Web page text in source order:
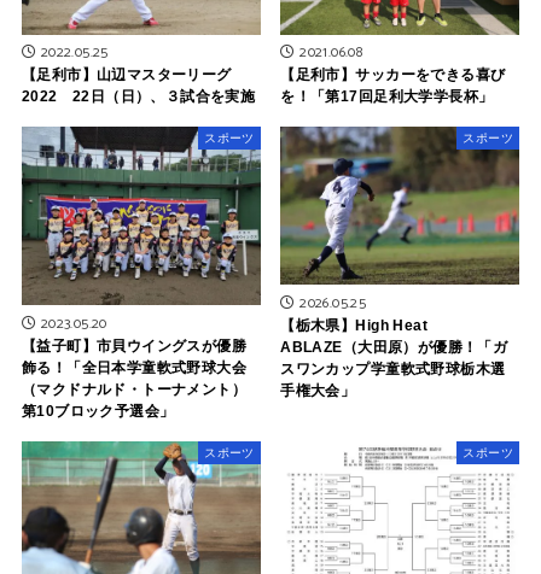
2022.05.25
【足利市】山辺マスターリーグ
2022 22日（日）、３試合を実施
2021.06.08
【足利市】サッカーをできる喜び
を！「第17回足利大学学長杯」
スポーツ
2023.05.20
【益子町】市貝ウイングスが優勝
飾る！「全日本学童軟式野球大会
（マクドナルド・トーナメント）
第10ブロック予選会」
スポーツ
2026.05.25
【栃木県】High Heat
ABLAZE（大田原）が優勝！「ガ
スワンカップ学童軟式野球栃木選
手権大会」
スポーツ スポーツ